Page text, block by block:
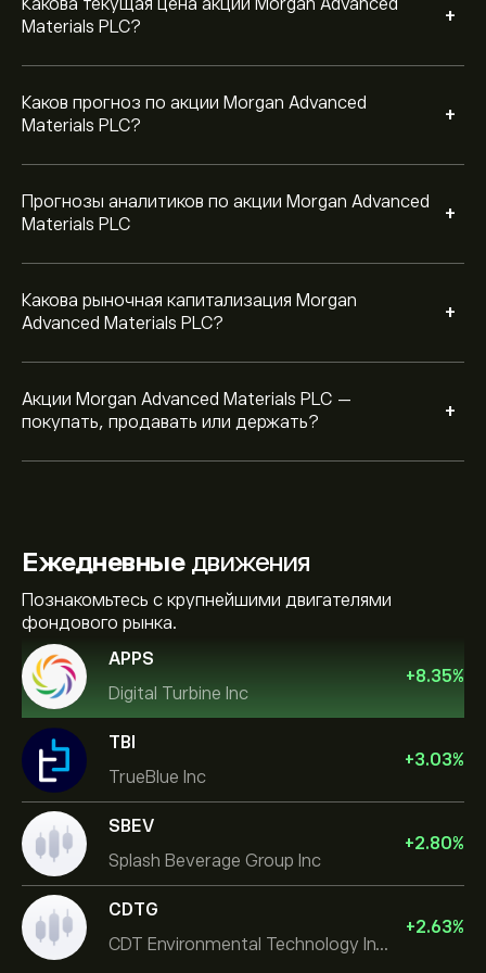
Какова текущая цена акции Morgan Advanced
Materials PLC?
+
Каков прогноз по акции Morgan Advanced
Materials PLC?
+
Прогнозы аналитиков по акции Morgan Advanced
Materials PLC
+
Какова рыночная капитализация Morgan
Advanced Materials PLC?
+
Акции Morgan Advanced Materials PLC —
покупать, продавать или держать?
+
Ежедневныедвижения
Познакомьтесь с крупнейшими двигателями
фондового рынка.
APPS
Digital Turbine Inc
+8.35%
TBI
TrueBlue Inc
+3.03%
SBEV
Splash Beverage Group Inc
+2.80%
CDTG
CDT Environmental Technology Investment Holdings L
+2.63%